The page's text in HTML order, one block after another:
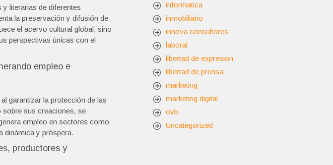
literarias de diferentes
la preservación y difusión de
el acervo cultural global, sino
perspectivas únicas con el
empleo e
garantizar la protección de las
sobre sus creaciones, se
empleo en sectores como
dinámica y próspera.
productores y
informatica
inmobiliario
innova consultores
laboral
libertad de expresion
libertad de prensa
marketing
marketing digital
ovb
Uncategorized